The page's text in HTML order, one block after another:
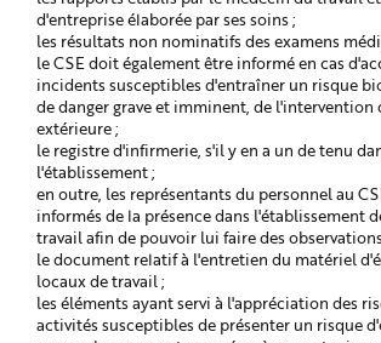
d'entreprise élaborée par ses soins ;
les résultats non nominatifs des examens
le CSE doit également être informé en cas
incidents susceptibles d'entraîner un risque
de danger grave et imminent, de l'intervention
extérieure ;
le registre d'infirmerie, s'il y en a un de tenu
l'établissement ;
en outre, les représentants du personnel au
informés de la présence dans l'établissement
travail afin de pouvoir lui faire des
le document relatif à l'entretien du matériel
locaux de travail ;
les éléments ayant servi à l'appréciation des
activités susceptibles de présenter un risque